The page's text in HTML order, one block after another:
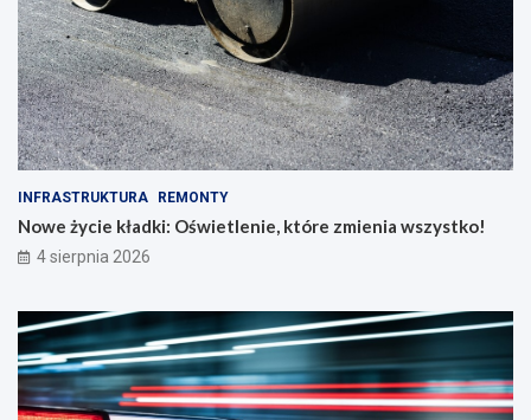
INFRASTRUKTURA REMONTY
Nowe życie kładki: Oświetlenie, które zmienia wszystko!
4 sierpnia 2026